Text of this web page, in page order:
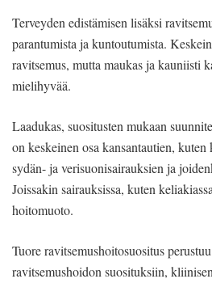
Terveyden edistämisen lisäksi
parantumista ja kuntoutumista.
ravitsemus, mutta maukas ja kauniisti
mielihyvää.
Laadukas, suositusten mukaan
on keskeinen osa kansantautien,
sydän- ja verisuonisairauksien ja
Joissakin sairauksissa, kuten
hoitomuoto.
Tuore ravitsemushoitosuositus
ravitsemushoidon suosituksiin,